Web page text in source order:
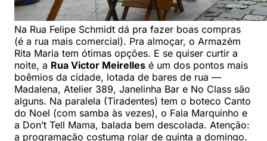
Na Rua Felipe Schmidt dá pra fazer boas compras
(é a rua mais comercial). Pra almoçar, o Armazém
Rita Maria tem ótimas opções. E se quiser curtir a
noite, a Rua Victor Meirelles é um dos pontos mais
boêmios da cidade, lotada de bares de rua —
Madalena, Atelier 389, Janelinha Bar e No Class são
alguns. Na paralela (Tiradentes) tem o boteco Canto
do Noel (com samba às vezes), o Fala Marquinho e
a Don’t Tell Mama, balada bem descolada. Atenção:
a programação costuma rolar de quinta a domingo.